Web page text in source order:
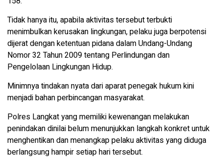
Tidak hanya itu, apabila aktivitas tersebut terbukti
menimbulkan kerusakan lingkungan, pelaku juga berpotensi
dijerat dengan ketentuan pidana dalam Undang-Undang
Nomor 32 Tahun 2009 tentang Perlindungan dan
Pengelolaan Lingkungan Hidup.
Minimnya tindakan nyata dari aparat penegak hukum kini
menjadi bahan perbincangan masyarakat.
Polres Langkat yang memiliki kewenangan melakukan
penindakan dinilai belum menunjukkan langkah konkret untuk
menghentikan dan menangkap pelaku aktivitas yang diduga
berlangsung hampir setiap hari tersebut.